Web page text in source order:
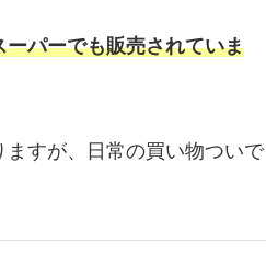
パーでも販売されていま
すが、日常の買い物ついで